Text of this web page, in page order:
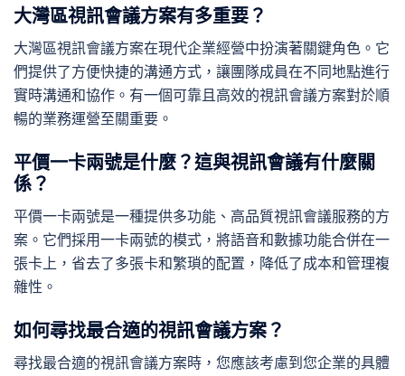
大灣區視訊會議方案有多重要？
大灣區視訊會議方案在現代企業經營中扮演著關鍵角色。它
們提供了方便快捷的溝通方式，讓團隊成員在不同地點進行
實時溝通和協作。有一個可靠且高效的視訊會議方案對於順
暢的業務運營至關重要。
平價一卡兩號是什麼？這與視訊會議有什麼關
係？
平價一卡兩號是一種提供多功能、高品質視訊會議服務的方
案。它們採用一卡兩號的模式，將語音和數據功能合併在一
張卡上，省去了多張卡和繁瑣的配置，降低了成本和管理複
雜性。
如何尋找最合適的視訊會議方案？
尋找最合適的視訊會議方案時，您應該考慮到您企業的具體